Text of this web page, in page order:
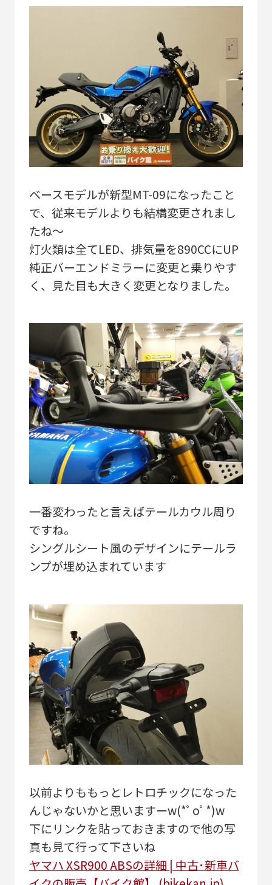
ベースモデルが新型MT-09になったこと
で、従来モデルよりも結構変更されまし
たね～
灯火類は全てLED、排気量を890CCにUP
純正バーエンドミラーに変更と乗りやす
く、見た目も大きく変更となりました。
一番変わったと言えばテールカウル周り
ですね。
シングルシート風のデザインにテールラ
ンプが埋め込まれています
以前よりももっとレトロチックになった
んじゃないかと思いますーw(*ﾟoﾟ*)w
下にリンクを貼っておきますので他の写
真も見て行って下さいね
ヤマハ XSR900 ABSの詳細 | 中古･新車バ